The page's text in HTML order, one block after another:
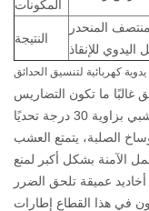
المكونات
النتيجة
المنحدر
كهربائية لتنسيق الحدائق
غالبًا ما تكون التضاريس
أكثر ليونة من مواقع البناء. يمثل المنحدر العشبي بزاوية 30 درجة تحديًا
الصلبة، يتمتع العشب
الآمنة بشكل أكبر لمنع
عميقة تلحق الضرر
في هذا القطاع إطارات